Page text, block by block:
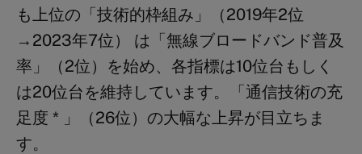
も上位の「技術的枠組み」（2019年2位
→2023年7位） は「無線ブロードバンド普及
率」（2位）を始め、各指標は10位台もしく
は20位台を維持しています。「通信技術の充
足度 * 」（26位）の大幅な上昇が目立ちま
す。